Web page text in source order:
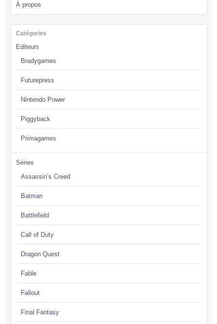
À propos
Catégories
Editeurs
Bradygames
Futurepress
Nintendo Power
Piggyback
Primagames
Séries
Assassin’s Creed
Batman
Battlefield
Call of Duty
Dragon Quest
Fable
Fallout
Final Fantasy